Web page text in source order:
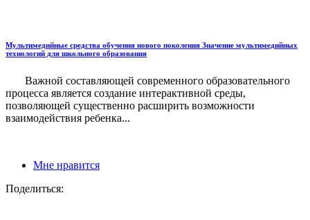
Мультимедийные средства обучения нового поколения Значение мультимедийных
технологий для школьного образования
Важной составляющей современного образовательного
процесса является создание интерактивной среды,
позволяющей существенно расширить возможности
взаимодействия ребенка...
Мне нравится
Поделиться: